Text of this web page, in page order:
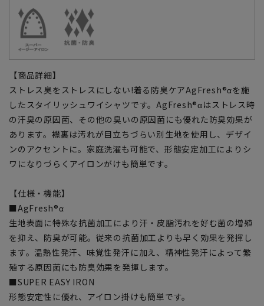
【商品詳細】
ストレス臭をストレスにしない!着る防臭ケアAgFresh®αを施
したスタイリッシュワイシャツです。AgFresh®αはストレス時
の汗臭の原因菌、その他の臭いの原因菌にも優れた防臭効果が
あります。襟裏は汚れが目立ちづらい別生地を使用し、デザイ
ンのアクセントに。家庭洗濯も可能で、形態安定加工によりシ
ワになりづらくアイロンがけも簡単です。
【仕様・機能】
■AgFresh®α
生地表面に特殊な抗菌加工により汗・皮脂汚れを好む菌の増殖
を抑え、防臭が可能。従来の抗菌加工よりも早く効果を発揮し
ます。温熱性発汗、味覚性発汗に加え、精神性発汗によって繁
殖する原因菌にも防臭効果を発揮します。
■SUPER EASY IRON
形態安定性に優れ、アイロン掛けも簡単です。